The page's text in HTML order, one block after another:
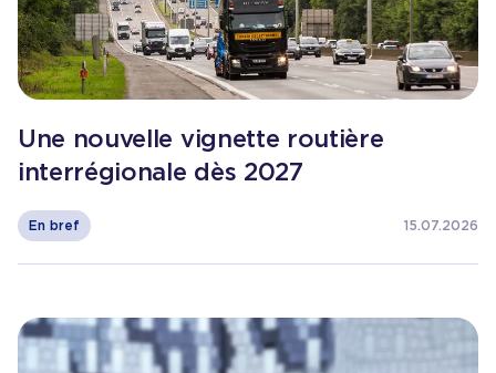
Une nouvelle vignette routière
interrégionale dès 2027
En bref 15.07.2026
Consulter l'articleSemaine de la Mobilité : mobilisez